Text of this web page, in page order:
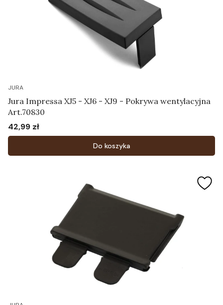
JURA
Jura Impressa XJ5 - XJ6 - XJ9 - Pokrywa wentylacyjna
Art.70830
Cena
42,99 zł
Do koszyka